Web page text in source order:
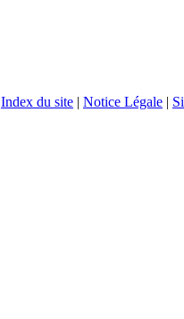
Index du site | Notice Légale |